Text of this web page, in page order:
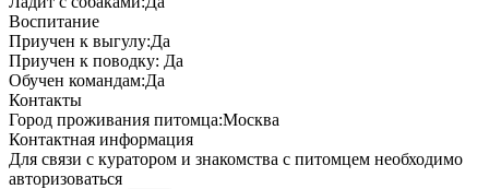
Воспитание
Приучен к выгулу:Да
Приучен к поводку: Да
Обучен командам:Да
Контакты
Город проживания питомца:Москва
Контактная информация
Для связи с куратором и знакомства с питомцем необходимо
авторизоваться